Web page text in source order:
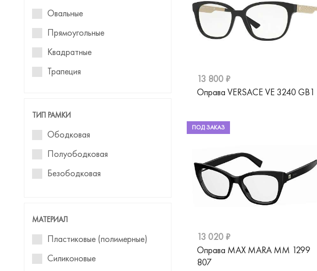
Boss Orange
Bulget
BVLGARI
Carolina Herrera
Donna
Emilio Pucci
Emily Wu
Овальные
Прямоугольные
Квадратные
Трапеция
Кошачий глаз
Бабочка
Wayfarer
Clubmaster
Геометрическая
Панто
Конструктор
ТИП РАМКИ
Ободковая
Полуободковая
Безободковая
МАТЕРИАЛ
Пластиковые (полимерные)
Силиконовые
13 800 ₽
Оправа VERSACE VE 3240 GB1
ПОД ЗАКАЗ
13 020 ₽
Оправа MAX MARA MM 1299
807